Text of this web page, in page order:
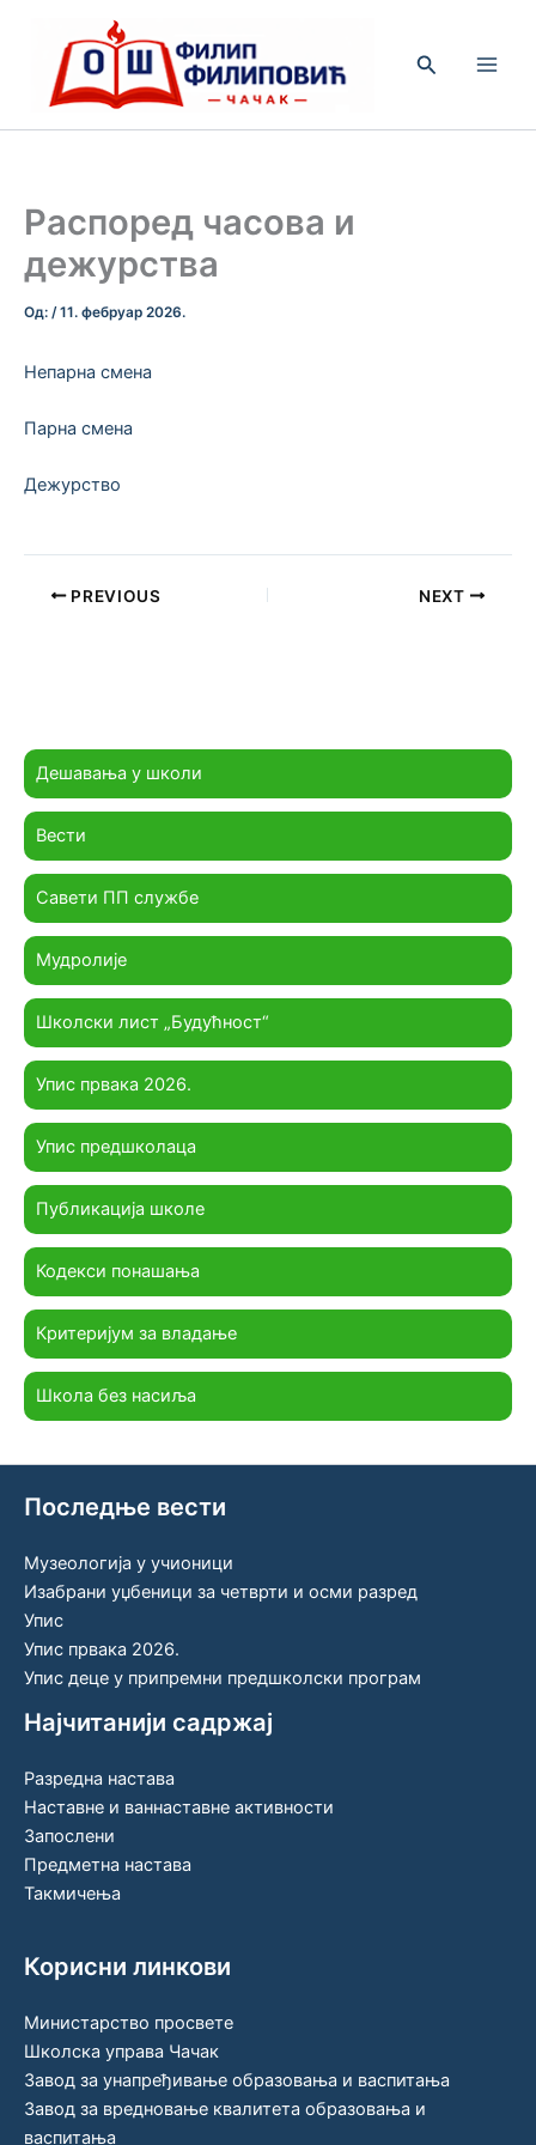
садржај
Претрага
Дешавања у школи
Вести
Савети ПП службе
Мудролије
Школски лист „Будућност“
Упис првака 2026.
Упис предшколаца
Публикација школе
Кодекси понашања
Критеријум за владање
Школа без насиља
Распоред часова и
дежурства
Од: /11. фебруар 2026.
Непарна смена
Парна смена
Дежурство
PREVIOUS NEXT
Последње вести
Музеологија у учионици
Изабрани уџбеници за четврти и осми разред
Упис
Упис првака 2026.
Упис деце у припремни предшколски програм
Најчитанији садржај
Разредна настава
Наставне и ваннаставне активности
Запослени
Предметна настава
Такмичења
Корисни линкови
Министарство просвете
Школска управа Чачак
Завод за унапређивање образовања и васпитања
Завод за вредновање квалитета образовања и
васпитања